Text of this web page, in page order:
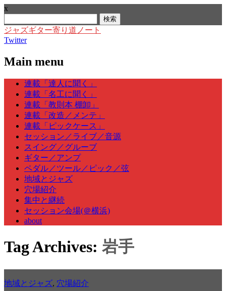
x
索:
ジャズギター寄り道ノート
Twitter
Main menu
Skip
content
連載「達人に聞く」
連載「名工に聞く」
連載「教則本 棚卸」
連載「改造／メンテ」
連載「ピックケース」
セッション／ライブ／音源
スイング／グルーブ
ギター／アンプ
ペダル／ツール／ピック／弦
地域とジャズ
穴場紹介
集中と継続
セッション会場(＠横浜)
about
Tag Archives: 岩手
地域とジャズ, 穴場紹介